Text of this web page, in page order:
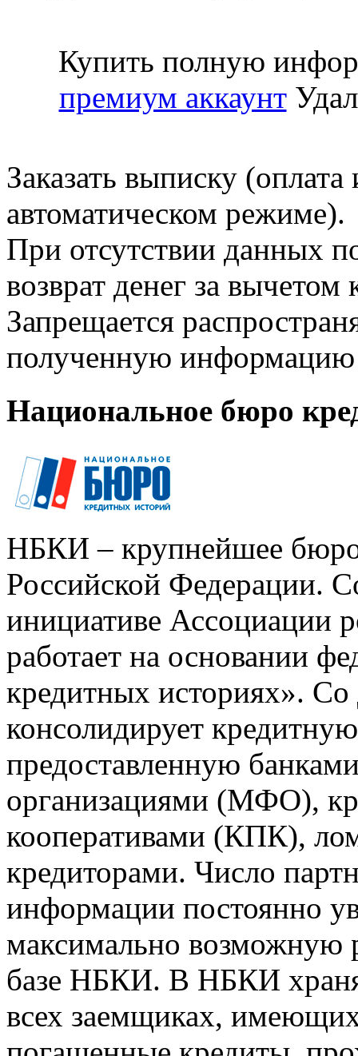
Купить полную
премиум аккаунт
Заказать выписку
автоматическом режиме).
При отсутствии данных
возврат денег за
Запрещается
полученную информацию
Национальное бюро
НБКИ – крупнейшее
Российской Федерации.
инициативе Ассоциации
работает на основании
кредитных историях».
консолидирует
предоставленную
организациями (МФО),
кооперативами (КПК),
кредиторами. Число
информации постоянно
максимально возможную
базе НБКИ. В НБКИ
всех заемщиках,